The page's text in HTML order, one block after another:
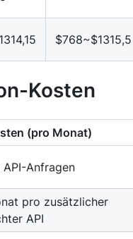
$768~$1315,5
Kosten
(pro Monat)
Anfragen
pro zusätzlicher
API